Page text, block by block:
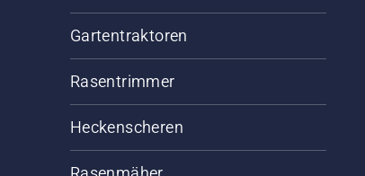
Gartentraktoren
Rasentrimmer
Heckenscheren